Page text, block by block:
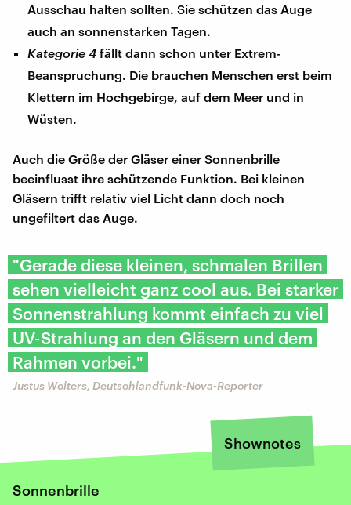
Ausschau halten sollten. Sie schützen das Auge
auch an sonnenstarken Tagen.
Kategorie 4 fällt dann schon unter Extrem-
Beanspruchung. Die brauchen Menschen erst beim
Klettern im Hochgebirge, auf dem Meer und in
Wüsten.
Auch die Größe der Gläser einer Sonnenbrille
beeinflusst ihre schützende Funktion. Bei kleinen
Gläsern trifft relativ viel Licht dann doch noch
ungefiltert das Auge.
"Gerade diese kleinen, schmalen Brillen
sehen vielleicht ganz cool aus. Bei starker
Sonnenstrahlung kommt einfach zu viel
UV-Strahlung an den Gläsern und dem
Rahmen vorbei."
Justus Wolters, Deutschlandfunk-Nova-Reporter
Shownotes
Sonnenbrille